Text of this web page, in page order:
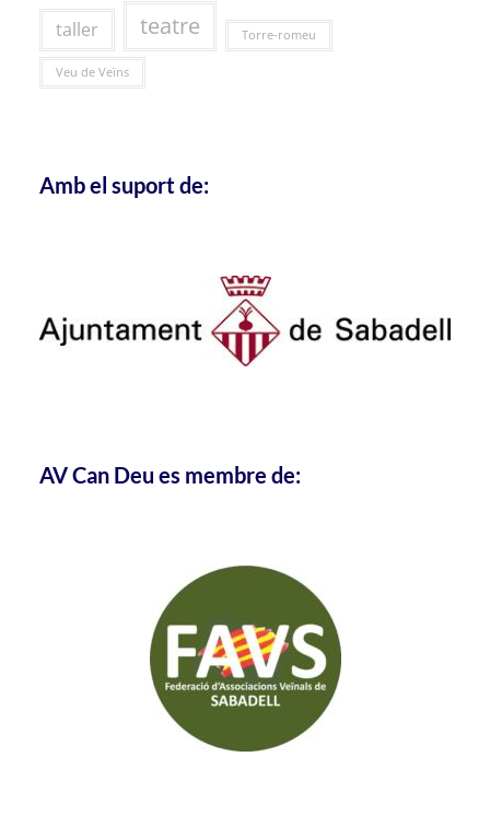
taller teatre Torre-romeu
Veu de Veïns
Amb el suport de:
AV Can Deu es membre de: